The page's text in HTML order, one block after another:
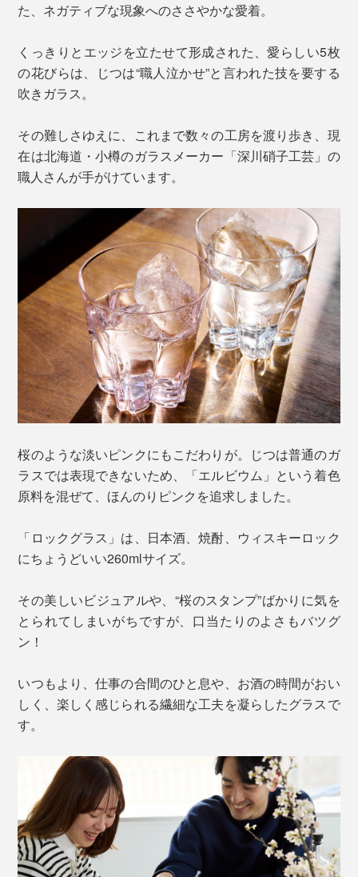
た、ネガティブな現象へのささやかな愛着。
くっきりとエッジを立たせて形成された、愛らしい5枚
の花びらは、じつは“職人泣かせ”と言われた技を要する
吹きガラス。
その難しさゆえに、これまで数々の工房を渡り歩き、現
在は北海道・小樽のガラスメーカー「深川硝子工芸」の
職人さんが手がけています。
桜のような淡いピンクにもこだわりが。じつは普通のガ
ラスでは表現できないため、「エルビウム」という着色
原料を混ぜて、ほんのりピンクを追求しました。
「ロックグラス」は、日本酒、焼酎、ウィスキーロック
にちょうどいい260mlサイズ。
その美しいビジュアルや、“桜のスタンプ”ばかりに気を
とられてしまいがちですが、口当たりのよさもバツグ
ン！
いつもより、仕事の合間のひと息や、お酒の時間がおい
しく、楽しく感じられる繊細な工夫を凝らしたグラスで
す。